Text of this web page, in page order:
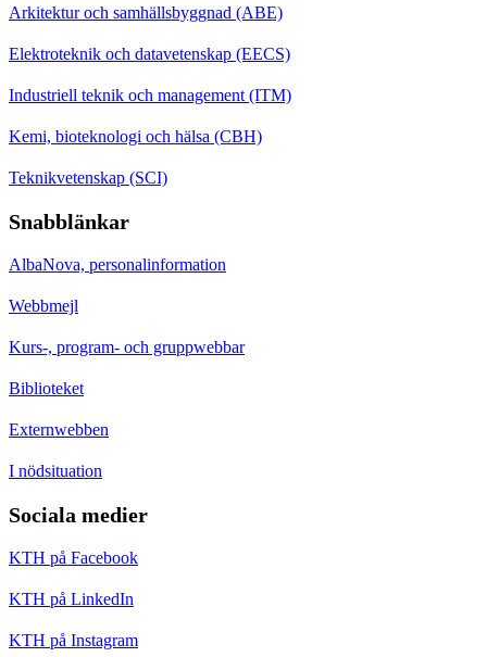
Arkitektur och samhällsbyggnad (ABE)
Elektroteknik och datavetenskap (EECS)
Industriell teknik och management (ITM)
Kemi, bioteknologi och hälsa (CBH)
Teknikvetenskap (SCI)
Snabblänkar
AlbaNova, personalinformation
Webbmejl
Kurs-, program- och gruppwebbar
Biblioteket
Externwebben
I nödsituation
Sociala medier
KTH på Facebook
KTH på LinkedIn
KTH på Instagram